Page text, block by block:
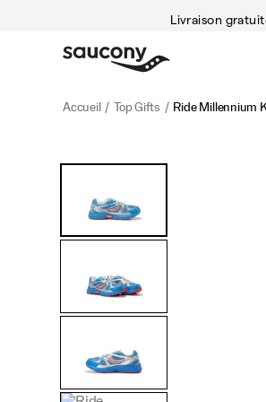
Livraison
Accueil Top Gifts Ride Millennium
<p>The
Millennium
KDZ
nostalgic
Y2K
style
https://www.saucony.com/CA/
kdz/60578K.html
vues